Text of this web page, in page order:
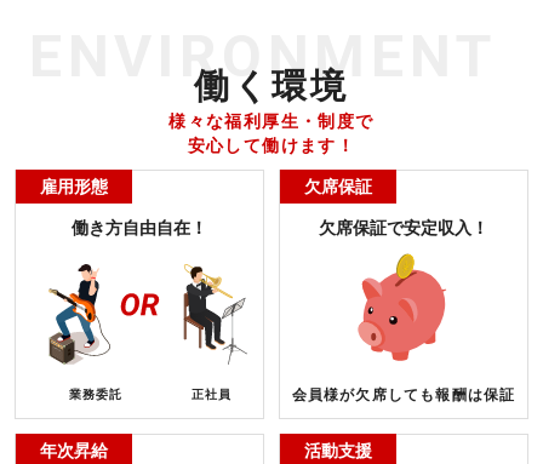
働く環境
ENVIRONMENT
様々な福利厚生・制度で
安心して働けます！
雇用形態
働き方自由自在！
業務委託 正社員
欠席保証
欠席保証で安定収入！
会員様が欠席しても報酬は保証
年次昇給 活動支援